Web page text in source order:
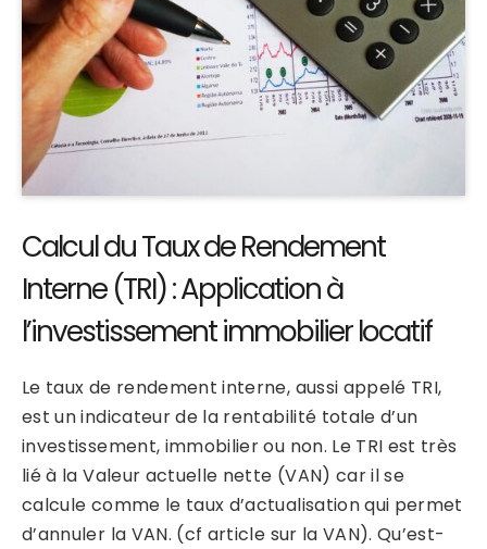
Calcul du Taux de Rendement
Interne (TRI) : Application à
l’investissement immobilier locatif
Le taux de rendement interne, aussi appelé TRI,
est un indicateur de la rentabilité totale d’un
investissement, immobilier ou non. Le TRI est très
lié à la Valeur actuelle nette (VAN) car il se
calcule comme le taux d’actualisation qui permet
d’annuler la VAN. (cf article sur la VAN). Qu’est-